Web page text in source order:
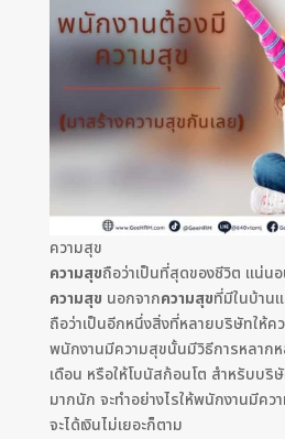
ความสุข
ความสุขถือว่าเป็นที่สุดของชีวิต แน่น
ความสุข นอกจากความสุขที่มีในบ้าน
ถือว่าเป็นอีกหนึ่งสิ่งที่หลายบริษัทให้ค
พนักงานมีความสุขนั้นมีวิธีการหลากห
เดือน หรือให้โบนัสก้อนโต สำหรับบริ
มากนัก จะทำอย่างไรให้พนักงานมีค
จะได้เงินไม่เยอะก็ตาม